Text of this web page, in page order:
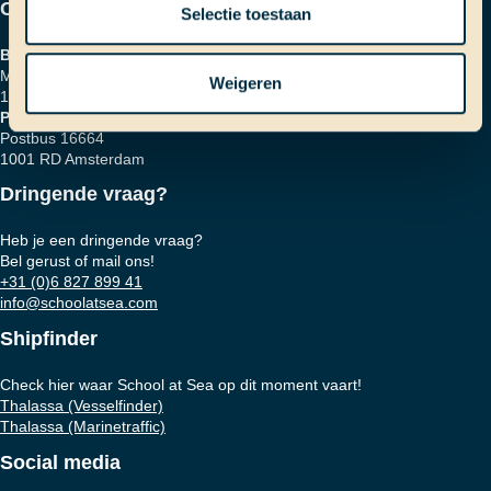
Selectie toestaan
Weigeren
Contactgegevens
Bezoekadres
Marinierskade 59
1018 HZ Amsterdam
Postadres
Postbus 16664
1001 RD Amsterdam
Dringende vraag?
Heb je een dringende vraag?
Bel gerust of mail ons!
+31 (0)6 827 899 41
info@schoolatsea.com
Shipfinder
Check hier waar School at Sea op dit moment vaart!
Thalassa (Vesselfinder)
Thalassa (Marinetraffic)
Social media